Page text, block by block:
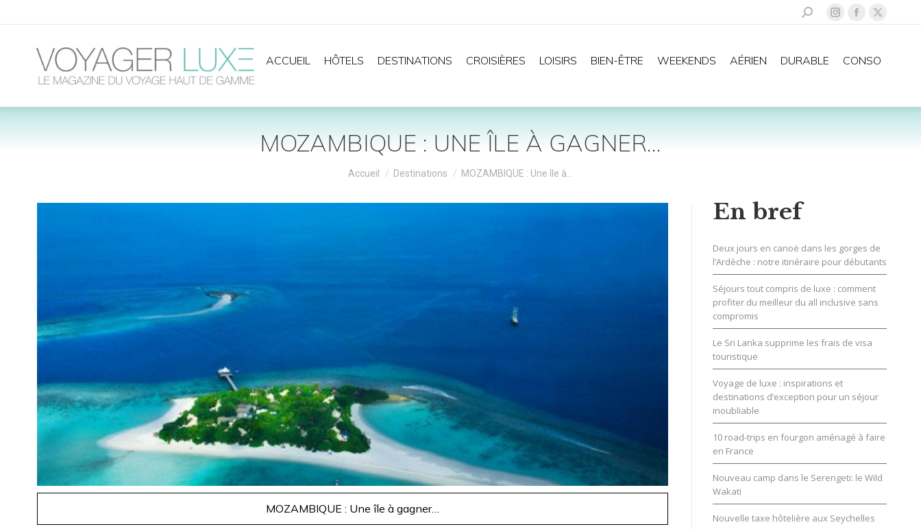
Recherche
La
Instagram
une
La
Facebook
une
La
X
une
ACCUEIL HÔTELS DESTINATIONS CROISIÈRES LOISIRS BIEN-ÊTRE WEEKENDS AÉRIEN DURABLE CONSO
MOZAMBIQUE : UNE ÎLE À GAGNER…
Vous êtes ici :
Accueil Destinations MOZAMBIQUE : Une île à…
MOZAMBIQUE : Une île à gagner…
En bref
Deux jours en canoë dans les gorges de
l’Ardèche : notre itinéraire pour débutants
Séjours tout compris de luxe : comment
profiter du meilleur du all inclusive sans
compromis
Le Sri Lanka supprime les frais de visa
touristique
Voyage de luxe : inspirations et
destinations d’exception pour un séjour
inoubliable
10 road-trips en fourgon aménagé à faire
en France
Nouveau camp dans le Serengeti: le Wild
Wakati
Nouvelle taxe hôtelière aux Seychelles